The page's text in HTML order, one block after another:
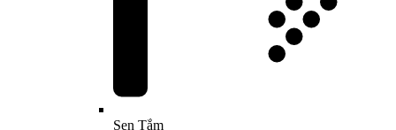
Sen Tắm